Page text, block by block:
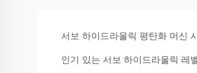
서보 하이드라울릭 평탄화 머신
인기 있는 서보 하이드라울릭 레